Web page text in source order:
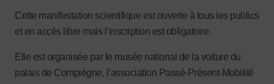
Cette manifestation scientifique est ouverte à tous les publics
et en accès libre mais l’inscription est obligatoire.
Elle est organisée par le musée national de la voiture du
palais de Compiègne, l’association Passé-Présent-Mobilité